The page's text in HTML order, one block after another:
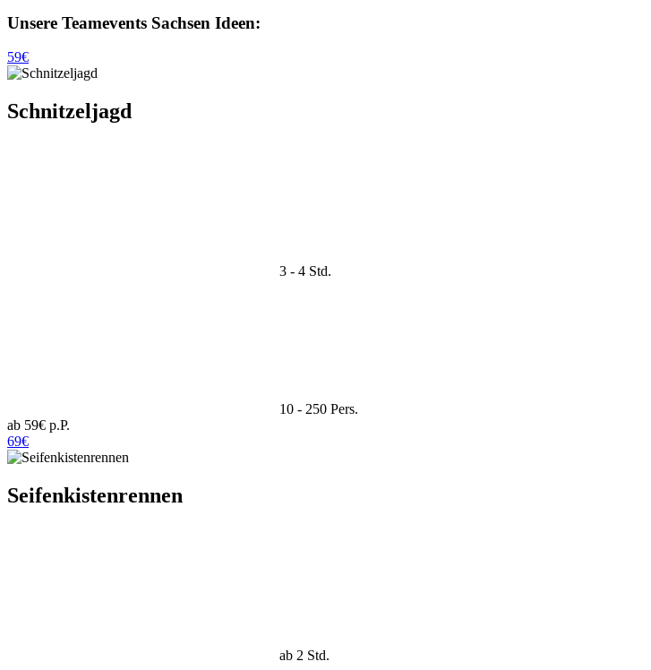
Unsere Teamevents Sachsen Ideen:
59€
Schnitzeljagd
3 - 4 Std.
10 - 250 Pers.
ab 59€ p.P.
69€
Seifenkistenrennen
ab 2 Std.